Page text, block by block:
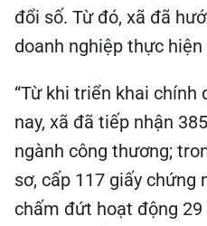
đổi số. Từ đó, xã đã
doanh nghiệp thực hiện
“Từ khi triển khai chính
nay, xã đã tiếp nhận
ngành công thương;
sơ, cấp 117 giấy chứng
chấm đứt hoạt động 29